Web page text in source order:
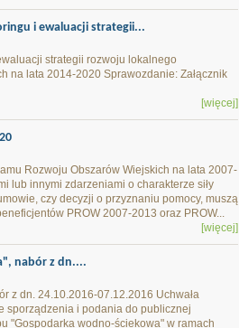
i ewaluacji strategii...
strategii rozwoju lokalnego
na lata 2014-2020 Sprawozdanie: Załącznik
[więcej]
Rozwoju Obszarów Wiejskich na lata 2007-
lub innymi zdarzeniami o charakterze siły
czy decyzji o przyznaniu pomocy, muszą
PROW 2007-2013 oraz PROW...
[więcej]
nabór z dn....
z dn. 24.10.2016-07.12.2016 Uchwała
sporządzenia i podania do publicznej
"Gospodarka wodno-ściekowa" w ramach